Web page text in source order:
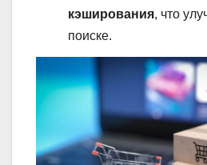
кэширования, что
поиске.